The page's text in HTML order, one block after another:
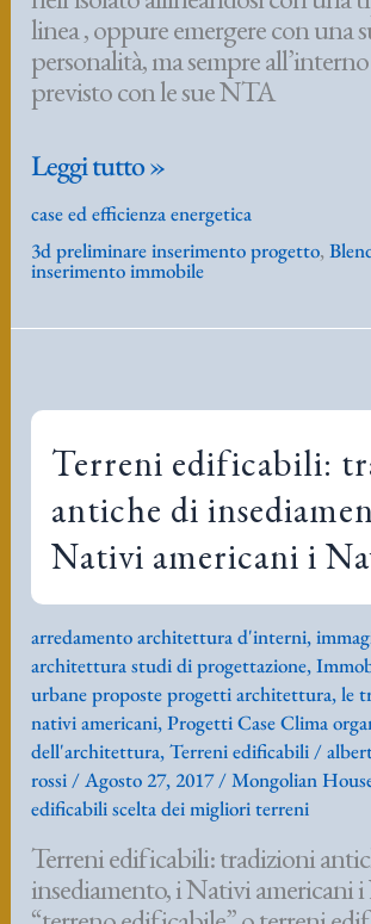
linea , oppure emergere con una
personalità, ma sempre
previsto con le sue NTA
Inserimento
isolato
urbano,
su
piano
progetto
edificio
Leggi tutto »
case ed efficienza energetica
3d preliminare inserimento progetto,
inserimento immobile
Terreni edificabili:
antiche di
Nativi americani i
arredamento architettura d'interni,
architettura studi di progettazione,
urbane proposte progetti architettura,le
nativi americani,Progetti Case Clima
dell'architettura,Terreni edificabili/
rossi/Agosto 27, 2017/Mongolian
edificabili scelta dei migliori terreni
Terreni edificabili: tradizioni
insediamento, i Nativi americani